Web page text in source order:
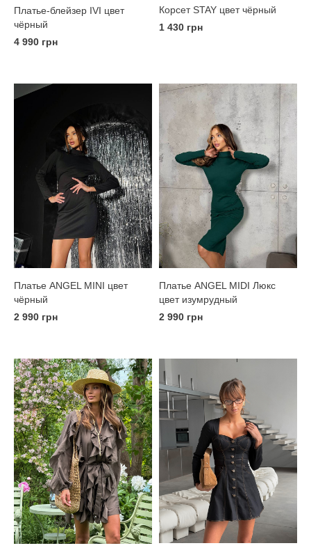
Платье-блейзер IVI цвет
чёрный
4 990 грн
Корсет STAY цвет чёрный
1 430 грн
Платье ANGEL MINI цвет
чёрный
2 990 грн
Платье ANGEL MIDI Люкс
цвет изумрудный
2 990 грн